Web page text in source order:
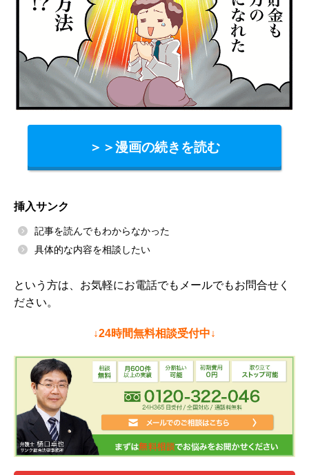
＞＞漫画の続きを読む
挿入サンク
記事を読んでもわからなかった
具体的な内容を相談したい
という方は、お気軽にお電話でもメールでもお問合せく
ださい。
↓24時間無料相談受付中↓